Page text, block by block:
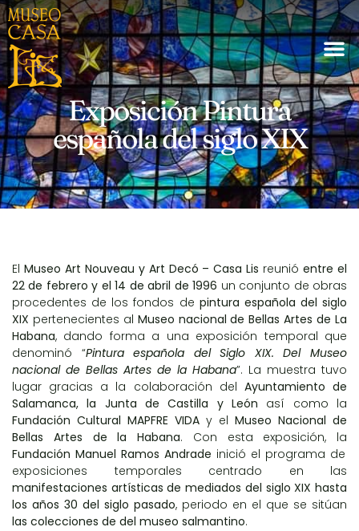
Exposición Pintura
española del siglo XIX
El Museo Art Nouveau y Art Decó – Casa Lis reunióentre el
22 de febrero y el 14 de abril de 1996 un conjunto de obras
procedentes de los fondos de pintura española del siglo
XIX pertenecientes al Museo nacional de Bellas Artes de La
Habana, dando forma a una exposición temporal que
denominó “Pintura española del Siglo XIX. Del Museo
nacional de Bellas Artes de la Habana”. La muestra tuvo
lugar gracias a la colaboración del Ayuntamiento de
Salamanca, la Junta de Castilla y León así como la
Fundación Cultural MAPFRE VIDA y el Museo Nacional de
Bellas Artes de la Habana. Con esta exposición, la
Fundación Manuel Ramos Andrade inició el programa de
exposiciones temporales centrado en las
manifestaciones artísticas de mediados del siglo XIX hasta
los años 30 del siglo pasado, periodo en el que se sitúan
las colecciones de del museo salmantino.